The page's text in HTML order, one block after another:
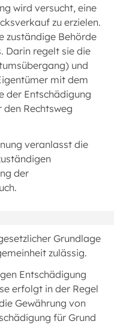
wird versucht, eine
zu erzielen.
zuständige Behörde
Darin regelt sie die
und
mit dem
der Entschädigung
Rechtsweg
veranlasst die
der
Grundlage
zulässig.
Entschädigung
erfolgt in der Regel
Gewährung von
für Grund